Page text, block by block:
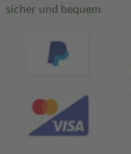
sicher und bequem